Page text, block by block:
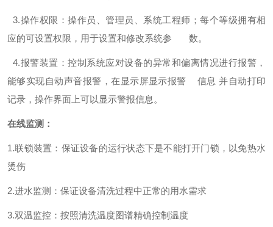
3.操作权限：操作员、管理员、系统工程师；每个等级拥有相
应的可设置权限，用于设置和修改系统参 数。
4.报警装置：控制系统应对设备的异常和偏离情况进行报警，
能够实现自动声音报警，在显示屏显示报警 信息 并自动打印
记录，操作界面上可以显示警报信息。
在线监测：
1.联锁装置：保证设备的运行状态下是不能打开门锁，以免热水
烫伤
2.进水监测：保证设备清洗过程中正常的用水需求
3.双温监控：按照清洗温度图谱精确控制温度